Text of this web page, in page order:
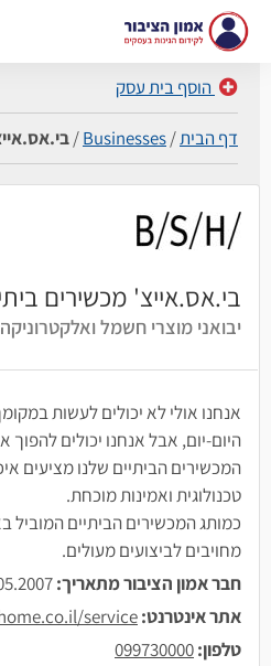
הוסף בית עסק
דף הבית/
Businesses
/
בי.אס.אייצ' מכשירים
יבואני מוצרי חשמל ואלקטרוניקה
אנחנו אולי לא יכולים לעשות
היום-יום, אבל אנחנו יכולים להפוך
המכשירים הביתיים שלנו מציעים
טכנולוגית ואמינות מוכחת.
כמותג המכשירים הביתיים המוביל
מחויבים לביצועים מעולים.
חבר אמון הציבור מתאריך:
אתר אינטרנט:service
טלפון:099730000